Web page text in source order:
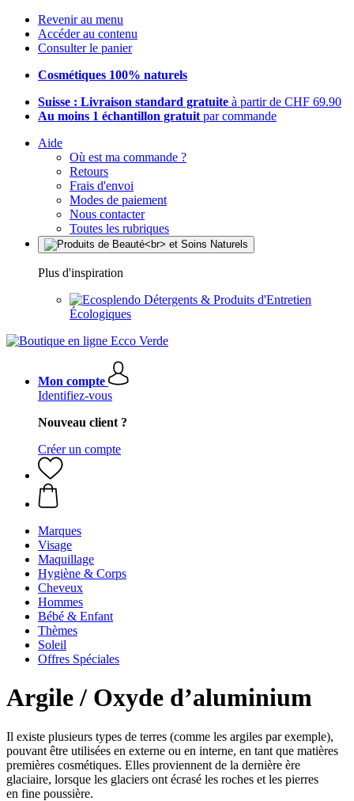
Revenir au menu
Accéder au contenu
Consulter le panier
Cosmétiques 100% naturels
Suisse : Livraison standard gratuite à partir de CHF 69.90
Au moins 1 échantillon gratuit par commande
Aide
Où est ma commande ?
Retours
Frais d'envoi
Modes de paiement
Nous contacter
Toutes les rubriques
Plus d'inspiration
Détergents & Produits d'Entretien
Écologiques
Mon compte
Identifiez-vous
Nouveau client ?
Créer un compte
Marques
Visage
Maquillage
Hygiène & Corps
Cheveux
Hommes
Bébé & Enfant
Thèmes
Soleil
Offres Spéciales
Argile / Oxyde d’aluminium
Il existe plusieurs types de terres (comme les argiles par exemple),
pouvant être utilisées en externe ou en interne, en tant que matières
premières cosmétiques. Elles proviennent de la dernière ère
glaciaire, lorsque les glaciers ont écrasé les roches et les pierres
en fine poussière.